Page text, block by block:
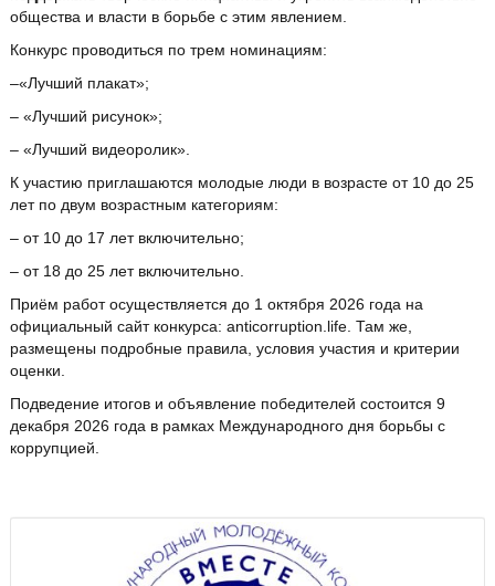
общества и власти в борьбе с этим явлением.
Конкурс проводиться по трем номинациям:
–«Лучший плакат»;
– «Лучший рисунок»;
– «Лучший видеоролик».
К участию приглашаются молодые люди в возрасте от 10 до 25
лет по двум возрастным категориям:
– от 10 до 17 лет включительно;
– от 18 до 25 лет включительно.
Приём работ осуществляется до 1 октября 2026 года на
официальный сайт конкурса: anticorruption.life. Там же,
размещены подробные правила, условия участия и критерии
оценки.
Подведение итогов и объявление победителей состоится 9
декабря 2026 года в рамках Международного дня борьбы с
коррупцией.